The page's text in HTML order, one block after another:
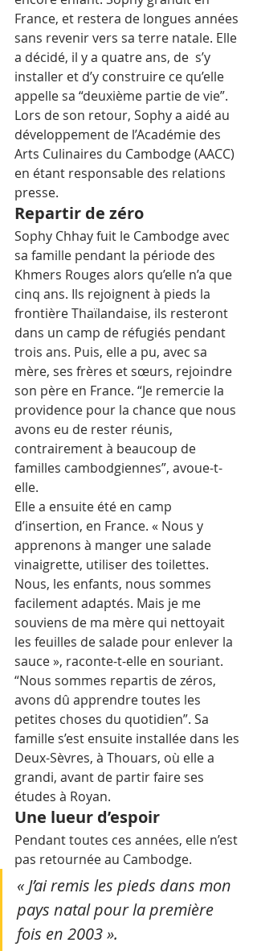
France, et restera de longues années
sans revenir vers sa terre natale. Elle
a décidé, il y a quatre ans, de  s’y
installer et d’y construire ce qu’elle
appelle sa “deuxième partie de vie”.
Lors de son retour, Sophy a aidé au
développement de l’Académie des
Arts Culinaires du Cambodge (AACC)
en étant responsable des relations
presse.
Repartir de zéro
Sophy Chhay fuit le Cambodge avec
sa famille pendant la période des
Khmers Rouges alors qu’elle n’a que
cinq ans. Ils rejoignent à pieds la
frontière Thaïlandaise, ils resteront
dans un camp de réfugiés pendant
trois ans. Puis, elle a pu, avec sa
mère, ses frères et sœurs, rejoindre
son père en France. “Je remercie la
providence pour la chance que nous
avons eu de rester réunis,
contrairement à beaucoup de
familles cambodgiennes”, avoue-t-
elle.
Elle a ensuite été en camp
d’insertion, en France. « Nous y
apprenons à manger une salade
vinaigrette, utiliser des toilettes.
Nous, les enfants, nous sommes
facilement adaptés. Mais je me
souviens de ma mère qui nettoyait
les feuilles de salade pour enlever la
sauce », raconte-t-elle en souriant.
“Nous sommes repartis de zéros,
avons dû apprendre toutes les
petites choses du quotidien”. Sa
famille s’est ensuite installée dans les
Deux-Sèvres, à Thouars, où elle a
grandi, avant de partir faire ses
études à Royan.
Une lueur d’espoir
Pendant toutes ces années, elle n’est
pas retournée au Cambodge.
« J’ai remis les pieds dans mon
pays natal pour la première
fois en 2003 ».